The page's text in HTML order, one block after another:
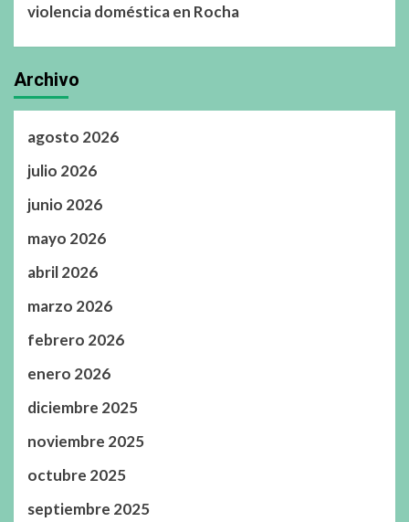
violencia doméstica en Rocha
Archivo
agosto 2026
julio 2026
junio 2026
mayo 2026
abril 2026
marzo 2026
febrero 2026
enero 2026
diciembre 2025
noviembre 2025
octubre 2025
septiembre 2025